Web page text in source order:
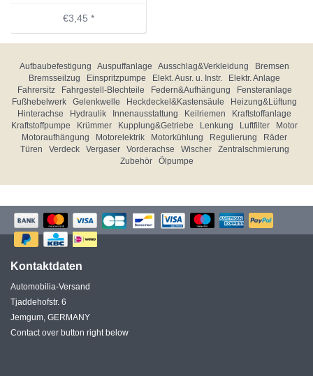
€3,45 *
Aufbaubefestigung Auspuffanlage Ausschlag&Verkleidung
Bremsen
Bremsseilzug
Einspritzpumpe Elekt. Ausr. u. Instr.
Elektr. Anlage
Fahrersitz
Fahrgestell-Blechteile Federn&Aufhängung
Fensteranlage
Fußhebelwerk
Gelenkwelle Heckdeckel&Kastensäule
Heizung&Lüftung
Hinterachse
Hydraulik Innenausstattung Keilriemen
Kraftstoffanlage
Kraftstoffpumpe
Krümmer Kupplung&Getriebe Lenkung Luftfilter
Motor
Motoraufhängung
Motorelektrik Motorkühlung Regulierung
Räder
Türen
Verdeck Vergaser Vorderachse Wischer
Zentralschmierung
Zubehör
Ölpumpe
Kontaktdaten
Automobilia-Versand
Tjaddehofstr. 6
Jemgum, GERMANY
Contact over button right below